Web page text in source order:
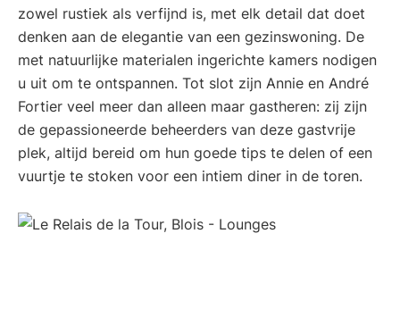
zowel rustiek als verfijnd is, met elk detail dat doet
denken aan de elegantie van een gezinswoning. De
met natuurlijke materialen ingerichte kamers nodigen
u uit om te ontspannen. Tot slot zijn Annie en André
Fortier veel meer dan alleen maar gastheren: zij zijn
de gepassioneerde beheerders van deze gastvrije
plek, altijd bereid om hun goede tips te delen of een
vuurtje te stoken voor een intiem diner in de toren.